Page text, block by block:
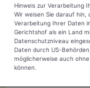
Nachname
E-Mail
Hinweis zur Verarbeitung
Wir weisen Sie darauf hin,
Verarbeitung Ihrer Daten
Gerichtshof als ein Land
Datenschutzniveau
Daten durch US-
möglicherweise auch
können.